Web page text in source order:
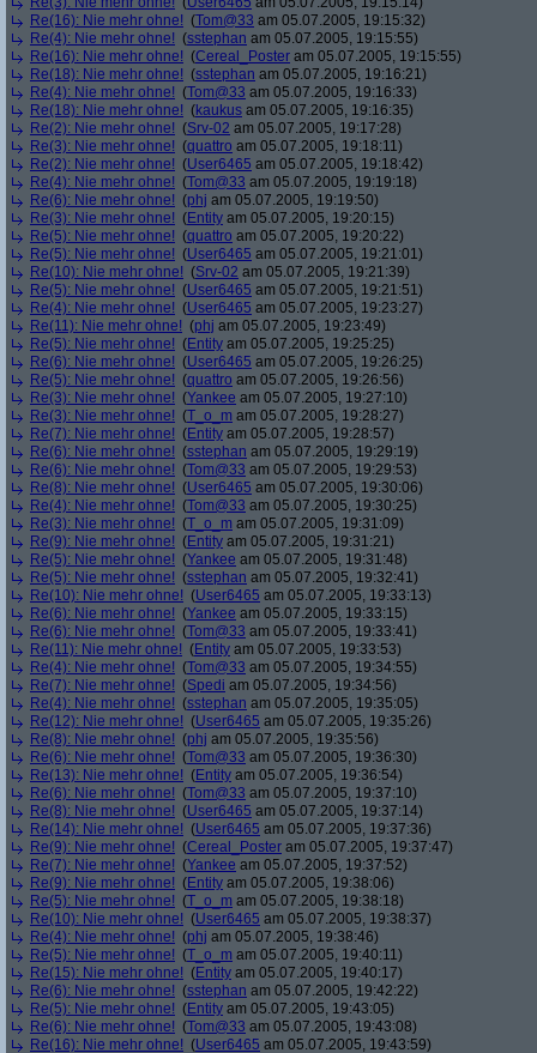
Re(16): Nie mehr ohne! (Tom@33 am 05.07.2005, 19:15:32)
Re(4): Nie mehr ohne! (sstephan am 05.07.2005, 19:15:55)
Re(16): Nie mehr ohne! (Cereal_Poster am 05.07.2005, 19:15:55)
Re(18): Nie mehr ohne! (sstephan am 05.07.2005, 19:16:21)
Re(4): Nie mehr ohne! (Tom@33 am 05.07.2005, 19:16:33)
Re(18): Nie mehr ohne! (kaukus am 05.07.2005, 19:16:35)
Re(2): Nie mehr ohne! (Srv-02 am 05.07.2005, 19:17:28)
Re(3): Nie mehr ohne! (quattro am 05.07.2005, 19:18:11)
Re(2): Nie mehr ohne! (User6465 am 05.07.2005, 19:18:42)
Re(4): Nie mehr ohne! (Tom@33 am 05.07.2005, 19:19:18)
Re(6): Nie mehr ohne! (phj am 05.07.2005, 19:19:50)
Re(3): Nie mehr ohne! (Entity am 05.07.2005, 19:20:15)
Re(5): Nie mehr ohne! (quattro am 05.07.2005, 19:20:22)
Re(5): Nie mehr ohne! (User6465 am 05.07.2005, 19:21:01)
Re(10): Nie mehr ohne! (Srv-02 am 05.07.2005, 19:21:39)
Re(5): Nie mehr ohne! (User6465 am 05.07.2005, 19:21:51)
Re(4): Nie mehr ohne! (User6465 am 05.07.2005, 19:23:27)
Re(11): Nie mehr ohne! (phj am 05.07.2005, 19:23:49)
Re(5): Nie mehr ohne! (Entity am 05.07.2005, 19:25:25)
Re(6): Nie mehr ohne! (User6465 am 05.07.2005, 19:26:25)
Re(5): Nie mehr ohne! (quattro am 05.07.2005, 19:26:56)
Re(3): Nie mehr ohne! (Yankee am 05.07.2005, 19:27:10)
Re(3): Nie mehr ohne! (T_o_m am 05.07.2005, 19:28:27)
Re(7): Nie mehr ohne! (Entity am 05.07.2005, 19:28:57)
Re(6): Nie mehr ohne! (sstephan am 05.07.2005, 19:29:19)
Re(6): Nie mehr ohne! (Tom@33 am 05.07.2005, 19:29:53)
Re(8): Nie mehr ohne! (User6465 am 05.07.2005, 19:30:06)
Re(4): Nie mehr ohne! (Tom@33 am 05.07.2005, 19:30:25)
Re(3): Nie mehr ohne! (T_o_m am 05.07.2005, 19:31:09)
Re(9): Nie mehr ohne! (Entity am 05.07.2005, 19:31:21)
Re(5): Nie mehr ohne! (Yankee am 05.07.2005, 19:31:48)
Re(5): Nie mehr ohne! (sstephan am 05.07.2005, 19:32:41)
Re(10): Nie mehr ohne! (User6465 am 05.07.2005, 19:33:13)
Re(6): Nie mehr ohne! (Yankee am 05.07.2005, 19:33:15)
Re(6): Nie mehr ohne! (Tom@33 am 05.07.2005, 19:33:41)
Re(11): Nie mehr ohne! (Entity am 05.07.2005, 19:33:53)
Re(4): Nie mehr ohne! (Tom@33 am 05.07.2005, 19:34:55)
Re(7): Nie mehr ohne! (Spedi am 05.07.2005, 19:34:56)
Re(4): Nie mehr ohne! (sstephan am 05.07.2005, 19:35:05)
Re(12): Nie mehr ohne! (User6465 am 05.07.2005, 19:35:26)
Re(8): Nie mehr ohne! (phj am 05.07.2005, 19:35:56)
Re(6): Nie mehr ohne! (Tom@33 am 05.07.2005, 19:36:30)
Re(13): Nie mehr ohne! (Entity am 05.07.2005, 19:36:54)
Re(6): Nie mehr ohne! (Tom@33 am 05.07.2005, 19:37:10)
Re(8): Nie mehr ohne! (User6465 am 05.07.2005, 19:37:14)
Re(14): Nie mehr ohne! (User6465 am 05.07.2005, 19:37:36)
Re(9): Nie mehr ohne! (Cereal_Poster am 05.07.2005, 19:37:47)
Re(7): Nie mehr ohne! (Yankee am 05.07.2005, 19:37:52)
Re(9): Nie mehr ohne! (Entity am 05.07.2005, 19:38:06)
Re(5): Nie mehr ohne! (T_o_m am 05.07.2005, 19:38:18)
Re(10): Nie mehr ohne! (User6465 am 05.07.2005, 19:38:37)
Re(4): Nie mehr ohne! (phj am 05.07.2005, 19:38:46)
Re(5): Nie mehr ohne! (T_o_m am 05.07.2005, 19:40:11)
Re(15): Nie mehr ohne! (Entity am 05.07.2005, 19:40:17)
Re(6): Nie mehr ohne! (sstephan am 05.07.2005, 19:42:22)
Re(5): Nie mehr ohne! (Entity am 05.07.2005, 19:43:05)
Re(6): Nie mehr ohne! (Tom@33 am 05.07.2005, 19:43:08)
Re(16): Nie mehr ohne! (User6465 am 05.07.2005, 19:43:59)